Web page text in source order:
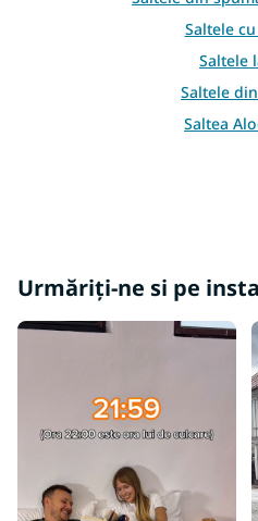
s
t
ă
r
i
l
Saltele
Saltele
Saltele
Saltea
Urmăriți-ne si pe